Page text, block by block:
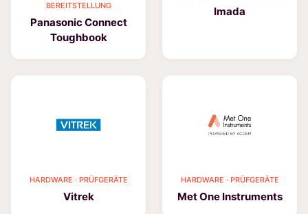
BEREITSTELLUNG
Panasonic Connect
Toughbook
Imada
HARDWARE · PRÜFGERÄTE
Vitrek
HARDWARE · PRÜFGERÄTE
Met One Instruments